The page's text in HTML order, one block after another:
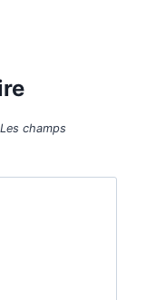
Les champs